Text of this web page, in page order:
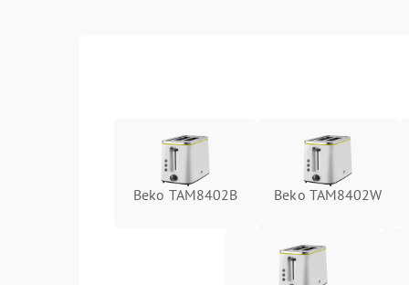
Beko TAM8402B Beko TAM8402W